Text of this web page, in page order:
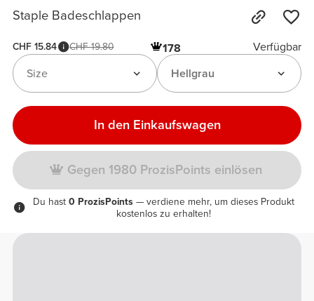
Staple Badeschlappen
CHF 15.84 CHF 19.80 178
Verfügbar
Hellgrau
Size
In den Einkaufswagen
Gegen 1980 ProzisPoints einlösen
Du hast 0 ProzisPoints — verdiene mehr, um dieses Produkt
kostenlos zu erhalten!